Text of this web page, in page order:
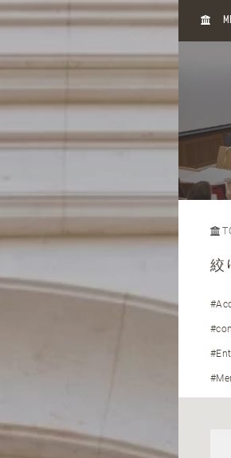
H
絞